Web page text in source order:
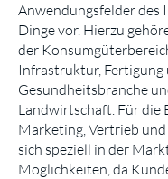
Anwendungsfelder des
Dinge vor. Hierzu
der
Infrastruktur, Fertigung
Gesundheitsbranche
Landwirtschaft. Für die
Marketing, Vertrieb und
sich speziell in der
Möglichkeiten, da